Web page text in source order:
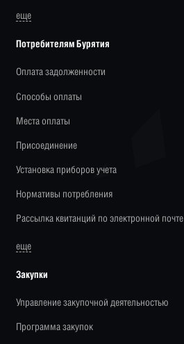
еще
Потребителям Бурятия
Оплата задолженности
Способы оплаты
Места оплаты
Присоединение
Установка приборов учета
Нормативы потребления
Рассылка квитанций по электронной почте
еще
Закупки
Управление закупочной деятельностью
Программа закупок